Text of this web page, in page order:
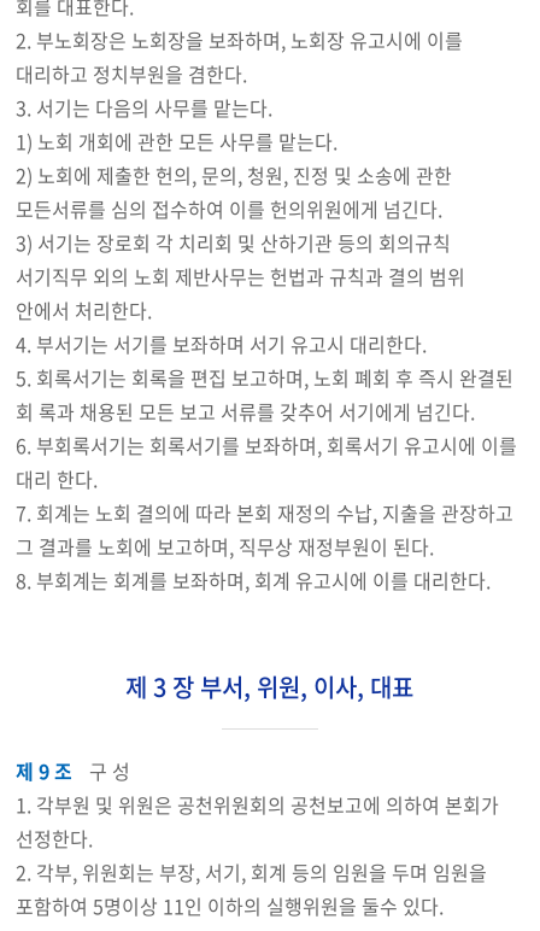
회를 대표한다.
2. 부노회장은 노회장을 보좌하며, 노회장 유고시에 이를
대리하고 정치부원을 겸한다.
3. 서기는 다음의 사무를 맡는다.
1) 노회 개회에 관한 모든 사무를 맡는다.
2) 노회에 제출한 헌의, 문의, 청원, 진정 및 소송에 관한
모든서류를 심의 접수하여 이를 헌의위원에게 넘긴다.
3) 서기는 장로회 각 치리회 및 산하기관 등의 회의규칙
서기직무 외의 노회 제반사무는 헌법과 규칙과 결의 범위
안에서 처리한다.
4. 부서기는 서기를 보좌하며 서기 유고시 대리한다.
5. 회록서기는 회록을 편집 보고하며, 노회 폐회 후 즉시 완결된
회 록과 채용된 모든 보고 서류를 갖추어 서기에게 넘긴다.
6. 부회록서기는 회록서기를 보좌하며, 회록서기 유고시에 이를
대리 한다.
7. 회계는 노회 결의에 따라 본회 재정의 수납, 지출을 관장하고
그 결과를 노회에 보고하며, 직무상 재정부원이 된다.
8. 부회계는 회계를 보좌하며, 회계 유고시에 이를 대리한다.
제 3 장 부서, 위원, 이사, 대표
제 9 조
구 성
1. 각부원 및 위원은 공천위원회의 공천보고에 의하여 본회가
선정한다.
2. 각부, 위원회는 부장, 서기, 회계 등의 임원을 두며 임원을
포함하여 5명이상 11인 이하의 실행위원을 둘수 있다.